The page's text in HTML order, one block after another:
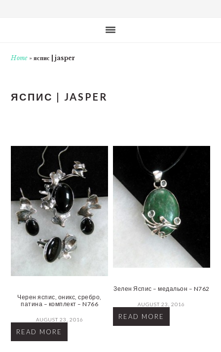
Home»яспис | jasper
ЯСПИС | JASPER
Черен яспис, оникс, сребро,
патина – комплект – N766
AUGUST 23, 2016
READ MORE
Зелен Яспис – медальон – N762
AUGUST 23, 2016
READ MORE